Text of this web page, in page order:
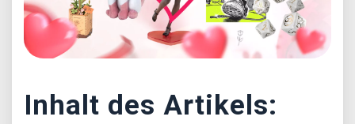
Inhalt des Artikels: